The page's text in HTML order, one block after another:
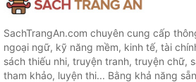
SachTrangAn.com chuyên cung cấp
ngoại ngữ, kỹ năng mềm, kinh tế, tài
sách thiếu nhi, truyện tranh, truyện chữ,
tham khảo, luyện thi... Bằng khả năng